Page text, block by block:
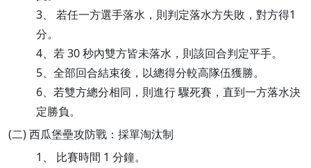
3、 若任一方選手落水，則判定落水方失敗，對方得1
分。
4、若 30 秒內雙方皆未落水，則該回合判定平手。
5、全部回合結束後，以總得分較高隊伍獲勝。
6、若雙方總分相同，則進行 驟死賽，直到一方落水決
定勝負。
(二) 西瓜堡壘攻防戰：採單淘汰制
1、 比賽時間 1 分鐘。